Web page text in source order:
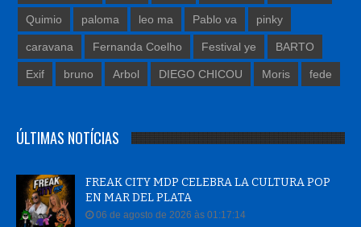
Quimio paloma leo ma Pablo va pinky
caravana Fernanda Coelho Festival ye BARTO
Exif bruno Arbol DIEGO CHICOU Moris fede
ÚLTIMAS NOTÍCIAS
FREAK CITY MDP CELEBRA LA CULTURA POP
EN MAR DEL PLATA
06 de agosto de 2026 às 01:17:14